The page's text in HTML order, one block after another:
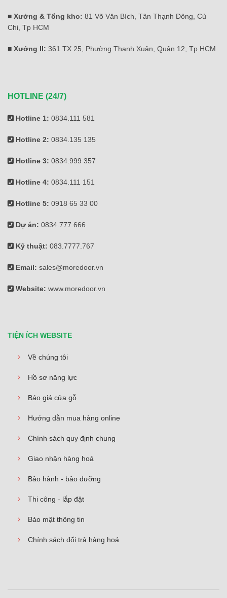
■ Xưởng & Tổng kho: 81 Võ Văn Bích, Tân Thạnh Đông, Củ
Chi, Tp HCM
■ Xưởng II: 361 TX 25, Phường Thạnh Xuân, Quận 12, Tp HCM
HOTLINE (24/7)
Hotline 1: 0834.111 581
Hotline 2: 0834.135 135
Hotline 3: 0834.999 357
Hotline 4: 0834.111 151
Hotline 5: 0918 65 33 00
Dự án: 0834.777.666
Kỹ thuật: 083.7777.767
Email: sales@moredoor.vn
Website: www.moredoor.vn
TIỆN ÍCH WEBSITE
Về chúng tôi
Hồ sơ năng lực
Báo giá cửa gỗ
Hướng dẫn mua hàng online
Chính sách quy định chung
Giao nhận hàng hoá
Bảo hành - bảo dưỡng
Thi công - lắp đặt
Bảo mật thông tin
Chính sách đổi trả hàng hoá